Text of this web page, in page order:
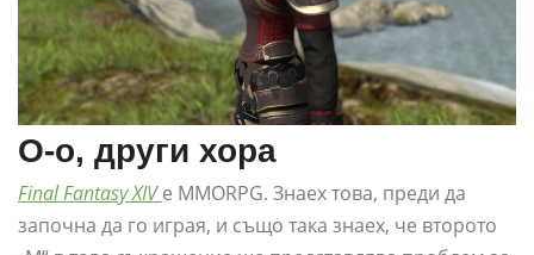
О-о, други хора
Final Fantasy XIV е MMORPG. Знаех това, преди да
започна да го играя, и също така знаех, че второто